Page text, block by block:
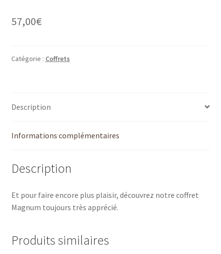
57,00€
Catégorie : Coffrets
Description
Informations complémentaires
Description
Et pour faire encore plus plaisir, découvrez notre coffret
Magnum toujours très apprécié.
Produits similaires